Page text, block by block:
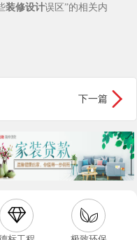
装修设计误区”的相关内

下一篇
 